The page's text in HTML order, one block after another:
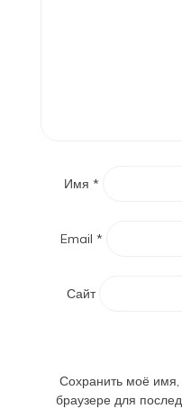
Имя *
Email *
Сайт
Сохранить моё
браузере для